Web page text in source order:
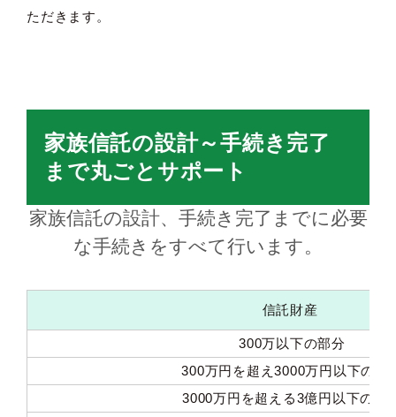
ただきます。
家族信託の設計～手続き完了
まで丸ごとサポート
家族信託の設計、手続き完了までに必要
な手続きをすべて行います。
信託財産
300万以下の部分
300万円を超え3000万円以下の部
3000万円を超える3億円以下の部